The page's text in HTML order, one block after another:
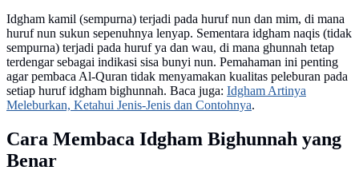
Idgham kamil (sempurna) terjadi pada huruf nun dan mim, di mana
huruf nun sukun sepenuhnya lenyap. Sementara idgham naqis (tidak
sempurna) terjadi pada huruf ya dan wau, di mana ghunnah tetap
terdengar sebagai indikasi sisa bunyi nun. Pemahaman ini penting
agar pembaca Al-Quran tidak menyamakan kualitas peleburan pada
setiap huruf idgham bighunnah. Baca juga: Idgham Artinya
Meleburkan, Ketahui Jenis-Jenis dan Contohnya.
Cara Membaca Idgham Bighunnah yang
Benar